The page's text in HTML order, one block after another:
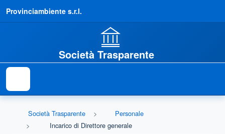
Provinciambiente s.r.l.
Società Trasparente
Società Trasparente
Personale
Incarico di Direttore generale